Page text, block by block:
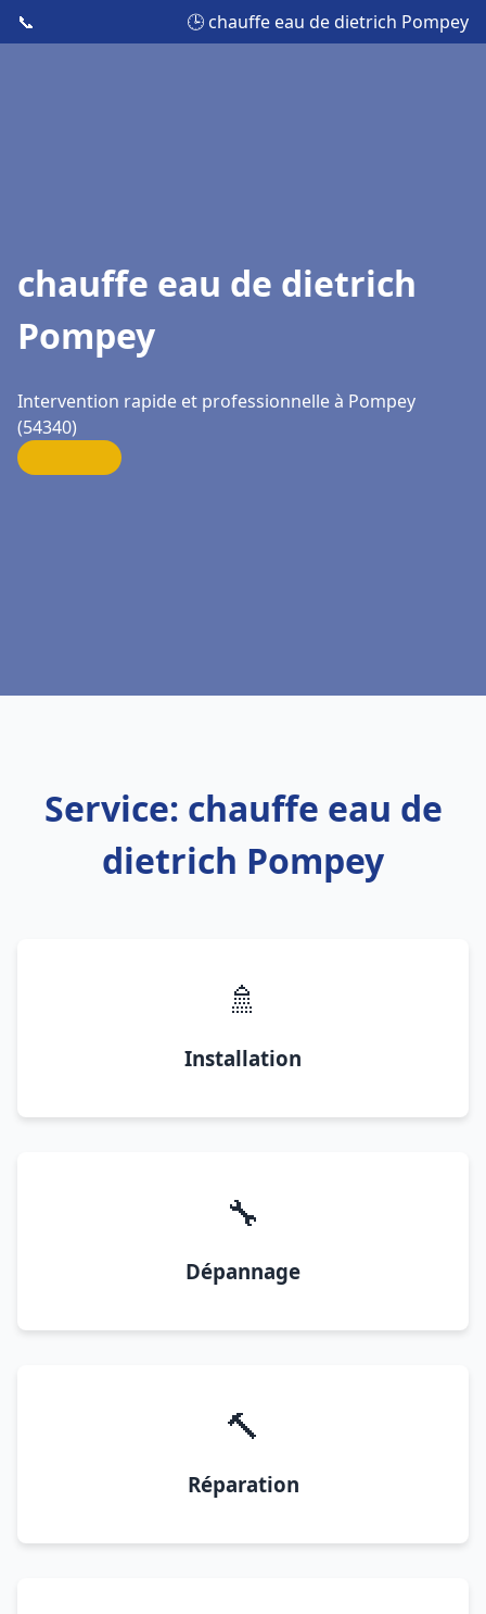
📞 🕒 chauffe eau de dietrich Pompey
chauffe eau de dietrich
Pompey
Intervention rapide et professionnelle à Pompey
(54340)
Service: chauffe eau de
dietrich Pompey
🚿
Installation
🔧
Dépannage
🔨
Réparation